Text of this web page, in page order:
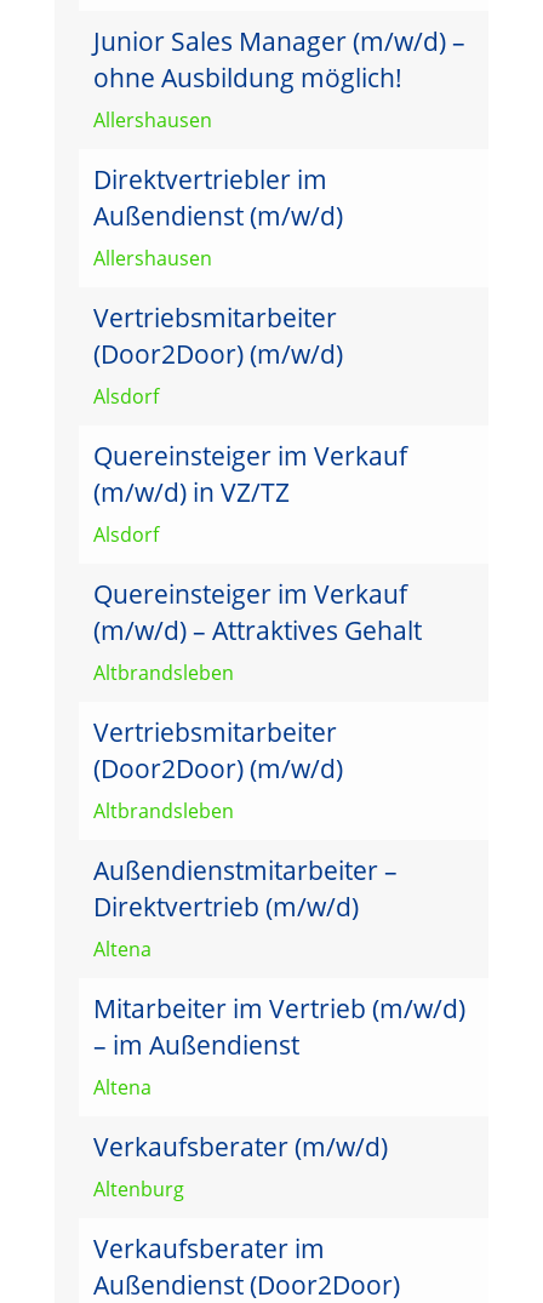
Junior Sales Manager (m/w/d) –
ohne Ausbildung möglich!
Allershausen
Direktvertriebler im
Außendienst (m/w/d)
Allershausen
Vertriebsmitarbeiter
(Door2Door) (m/w/d)
Alsdorf
Quereinsteiger im Verkauf
(m/w/d) in VZ/TZ
Alsdorf
Quereinsteiger im Verkauf
(m/w/d) – Attraktives Gehalt
Altbrandsleben
Vertriebsmitarbeiter
(Door2Door) (m/w/d)
Altbrandsleben
Außendienstmitarbeiter –
Direktvertrieb (m/w/d)
Altena
Mitarbeiter im Vertrieb (m/w/d)
– im Außendienst
Altena
Verkaufsberater (m/w/d)
Altenburg
Verkaufsberater im
Außendienst (Door2Door)